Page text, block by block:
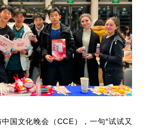
国文化晚会（CCE），一句“试试又